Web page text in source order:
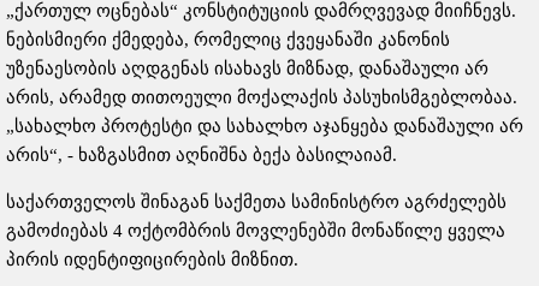
„ქართულ ოცნებას“ კონსტიტუციის დამრღვევად მიიჩნევს.
ნებისმიერი ქმედება, რომელიც ქვეყანაში კანონის
უზენაესობის აღდგენას ისახავს მიზნად, დანაშაული არ
არის, არამედ თითოეული მოქალაქის პასუხისმგებლობაა.
„სახალხო პროტესტი და სახალხო აჯანყება დანაშაული არ
არის“, - ხაზგასმით აღნიშნა ბექა ბასილაიამ.
საქართველოს შინაგან საქმეთა სამინისტრო აგრძელებს
გამოძიებას 4 ოქტომბრის მოვლენებში მონაწილე ყველა
პირის იდენტიფიცირების მიზნით.